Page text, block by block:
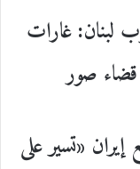
لبنان: غارات
صور
إيران «تسير على